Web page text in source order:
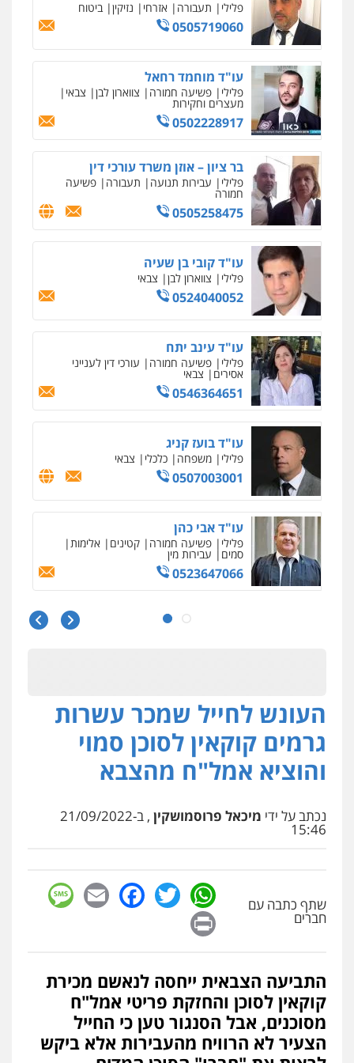
פלילי תעבורה אזרחי נזיקין ביטוח
0505719060
עו"ד מוחמד רחאל
פלילי פשיעה חמורה צווארון לבן צבאי
מעצרים וחקירות
0502228917
בר ציון – אוזן משרד עורכי דין
פלילי עבירות תנועה תעבורה פשיעה
חמורה
0505258475
עו"ד קובי בן שעיה
פלילי צווארון לבן צבאי
0524040052
עו"ד עינב יתח
פלילי פשיעה חמורה עורכי דין לענייני
אסירים צבאי
0546364651
עו"ד בועז קניג
פלילי משפחה כלכלי צבאי
0507003001
עו"ד אבי כהן
פלילי פשיעה חמורה קטינים אלימות
סמים עבירות מין
0523647066
עו"ד ירון גיגי
עו"ד דרוויש נאשף
פשיעה חמורה זכויות אדם
0527448141
פלילי אסירים צווארון לבן זכויות אדם אזרחי
עו"ד יאיר בן סימון
תעבורה אזרחי נזיקין ביטוח
0505719060
עו"ד מוחמד רחאל
פשיעה חמורה צבאי
מעצרים וחקירות
0502228917
העונש לחייל שמכר עשרות
גרמים קוקאין לסוכן סמוי
והוציא אמל"ח מהצבא
נכתב על ידי מיכאל פרוסמושקין , ב-21/09/2022
15:46
שתף כתבה עם
חברים
WhatsApp
Twitter
Facebook
Email
התביעה הצבאית ייחסה לנאשם מכירת
קוקאין לסוכן והחזקת פריטי אמל"ח
מסוכנים, אבל הסנגור טען כי החייל
הצעיר לא הרוויח מהעבירות אלא ביקש